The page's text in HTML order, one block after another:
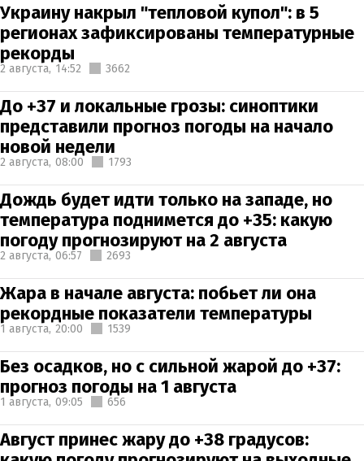
Украину накрыл "тепловой купол": в 5
регионах зафиксированы температурные
рекорды
2 августа, 14:52 3662
До +37 и локальные грозы: синоптики
представили прогноз погоды на начало
новой недели
2 августа, 08:00 1793
Дождь будет идти только на западе, но
температура поднимется до +35: какую
погоду прогнозируют на 2 августа
2 августа, 06:57 2693
Жара в начале августа: побьет ли она
рекордные показатели температуры
1 августа, 20:00 1539
Без осадков, но с сильной жарой до +37:
прогноз погоды на 1 августа
1 августа, 09:05 656
Август принес жару до +38 градусов: